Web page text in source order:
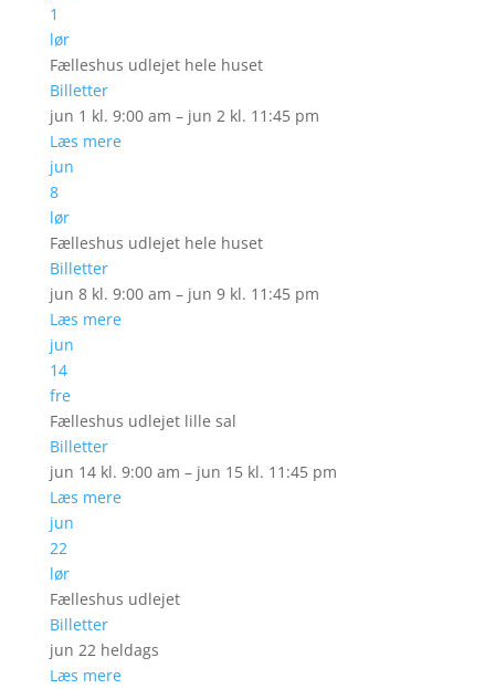
1
lør
Fælleshus udlejet hele huset
Billetter
jun 1 kl. 9:00 am – jun 2 kl. 11:45 pm
Læs mere
jun
8
lør
Fælleshus udlejet hele huset
Billetter
jun 8 kl. 9:00 am – jun 9 kl. 11:45 pm
Læs mere
jun
14
fre
Fælleshus udlejet lille sal
Billetter
jun 14 kl. 9:00 am – jun 15 kl. 11:45 pm
Læs mere
jun
22
lør
Fælleshus udlejet
Billetter
jun 22 heldags
Læs mere